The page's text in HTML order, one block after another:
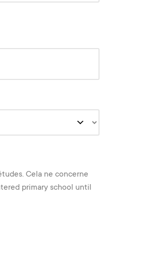
Cela ne concerne
primary school until